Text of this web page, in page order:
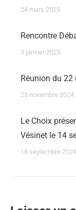
24 mars 2025
Rencontre
3 janvier 2025
Réunion du 22
25 novembre 2024
Le Choix
Vésinet le 14
18 septembre 2024